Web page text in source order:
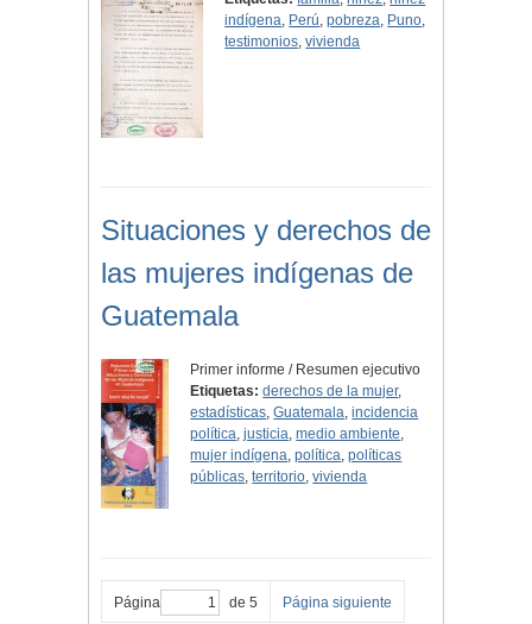
indígena, Perú,pobreza, Puno,
testimonios,vivienda
Situaciones y derechos de
las mujeres indígenas de
Guatemala
Primer informe / Resumen ejecutivo
Etiquetas: derechos de la mujer,
estadísticas,Guatemala,incidencia
política,justicia,medio ambiente,
mujer indígena,política,políticas
públicas,territorio,vivienda
Página de 5 Página siguiente